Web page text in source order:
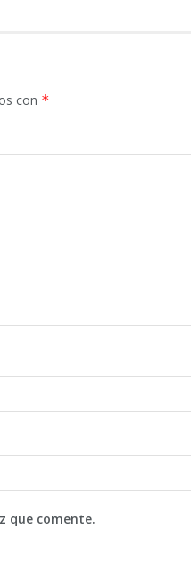
con *
que comente.